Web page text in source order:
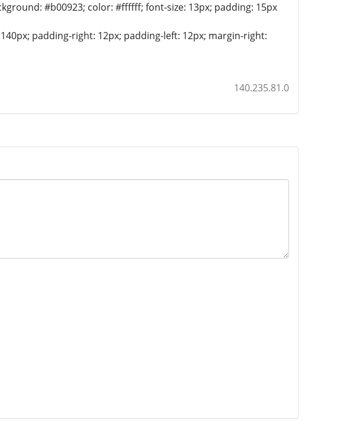
#b00923; color: #ffffff; font-size: 13px; padding: 15px
padding-right: 12px; padding-left: 12px; margin-right:
140.235.81.0